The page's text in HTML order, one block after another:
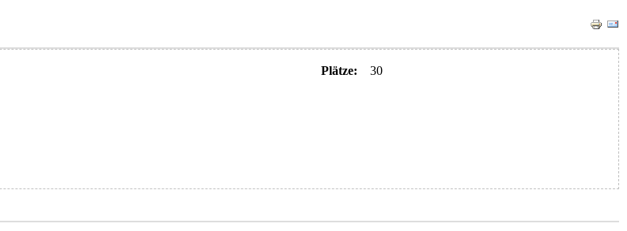
Plätze: 30